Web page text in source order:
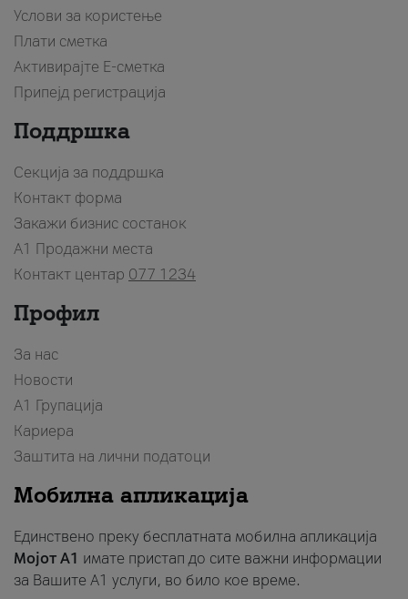
Услови за користење
Плати сметка
Активирајте Е-сметка
Припејд регистрација
Поддршка
Секција за поддршка
Контакт форма
Закажи бизнис состанок
A1 Продажни места
Контакт центар 077 1234
Профил
За нас
Новости
А1 Групација
Кариера
Заштита на лични податоци
Мобилна апликација
Единствено преку бесплатната мобилна апликација
Мојот A1 имате пристап до сите важни информации
за Вашите A1 услуги, во било кое време.